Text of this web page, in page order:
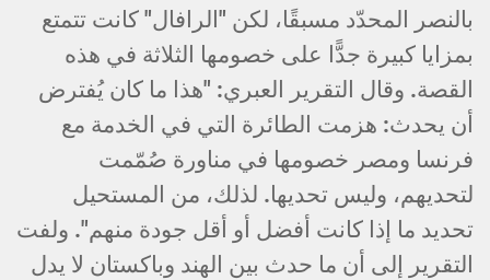
بالنصر المحدّد مسبقًا، لكن "الرافال" كانت تتمتع
بمزايا كبيرة جدًّا على خصومها الثلاثة في هذه
القصة. وقال التقرير العبري: "هذا ما كان يُفترض
أن يحدث: هزمت الطائرة التي في الخدمة مع
فرنسا ومصر خصومها في مناورة صُمّمت
لتحديهم، وليس تحديها. لذلك، من المستحيل
تحديد ما إذا كانت أفضل أو أقل جودة منهم". ولفت
التقرير إلى أن ما حدث بين الهند وباكستان لا يدل